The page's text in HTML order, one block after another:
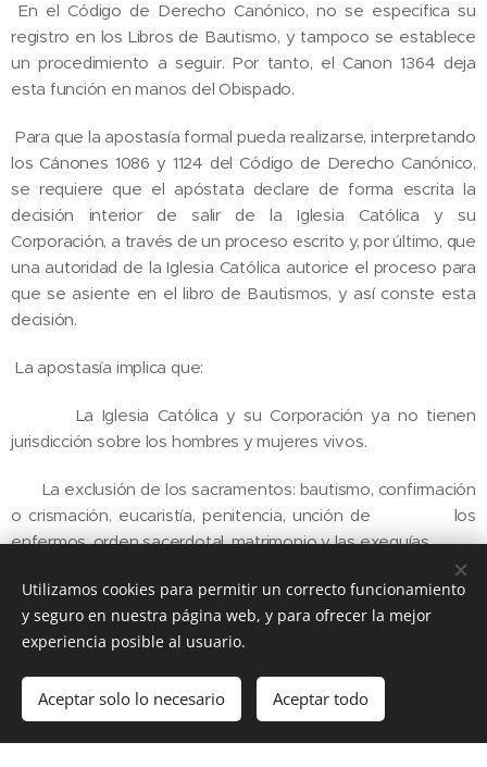
En el Código de Derecho Canónico, no se especifica su
registro en los Libros de Bautismo, y tampoco se establece
un procedimiento a seguir. Por tanto, el Canon 1364 deja
esta función en manos del Obispado.
Para que la apostasía formal pueda realizarse, interpretando
los Cánones 1086 y 1124 del Código de Derecho Canónico,
se requiere que el apóstata declare de forma escrita la
decisión interior de salir de la Iglesia Católica y su
Corporación, a través de un proceso escrito y, por último, que
una autoridad de la Iglesia Católica autorice el proceso para
que se asiente en el libro de Bautismos, y así conste esta
decisión.
La apostasía implica que:
La Iglesia Católica y su Corporación ya no tienen
jurisdicción sobre los hombres y mujeres vivos.
La exclusión de los sacramentos: bautismo, confirmación
o crismación, eucaristía, penitencia, unción de los
enfermos, orden sacerdotal, matrimonio y las exequías.
No poder ser padrino de bautismo o confirmación.
No poder pertenecer a asociaciones públicas de fieles.
Por lo que, una vez realizada la apostasía y recibida la
notificación por parte de la Iglesia Católica, de la aceptación
Utilizamos cookies para permitir un correcto funcionamiento
y seguro en nuestra página web, y para ofrecer la mejor
experiencia posible al usuario.
Aceptar solo lo necesario Aceptar todo